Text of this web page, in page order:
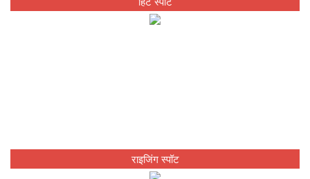
राइजिंग स्पॉट